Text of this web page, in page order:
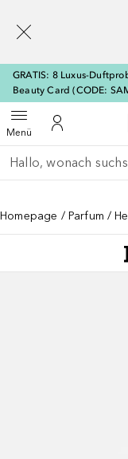
GRATIS: 8 Luxus-
Beauty Card (CODE:
MenüMenü öffnenZu Meinem
Gehe zurück
Suche ausführen
Homepage Parfum